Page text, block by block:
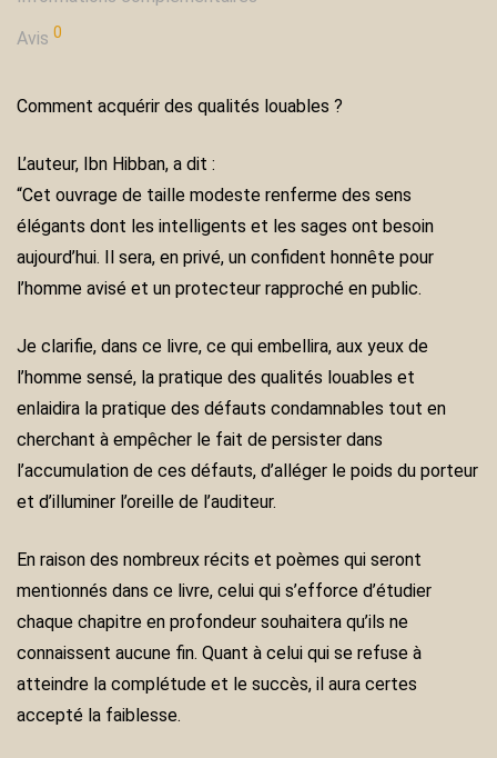
Avis 0
Comment acquérir des qualités louables ?
L’auteur, Ibn Hibban, a dit :
“Cet ouvrage de taille modeste renferme des sens
élégants dont les intelligents et les sages ont besoin
aujourd’hui. Il sera, en privé, un confident honnête pour
l’homme avisé et un protecteur rapproché en public.
Je clarifie, dans ce livre, ce qui embellira, aux yeux de
l’homme sensé, la pratique des qualités louables et
enlaidira la pratique des défauts condamnables tout en
cherchant à empêcher le fait de persister dans
l’accumulation de ces défauts, d’alléger le poids du porteur
et d’illuminer l’oreille de l’auditeur.
En raison des nombreux récits et poèmes qui seront
mentionnés dans ce livre, celui qui s’efforce d’étudier
chaque chapitre en profondeur souhaitera qu’ils ne
connaissent aucune fin. Quant à celui qui se refuse à
atteindre la complétude et le succès, il aura certes
accepté la faiblesse.